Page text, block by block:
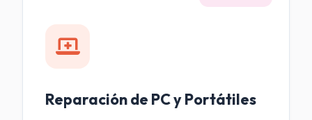
Reparación de PC y Portátiles